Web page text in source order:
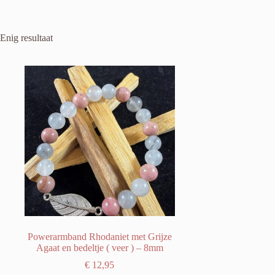
Enig resultaat
Powerarmband Rhodaniet met Grijze
Agaat en bedeltje ( veer ) – 8mm
€ 12,95